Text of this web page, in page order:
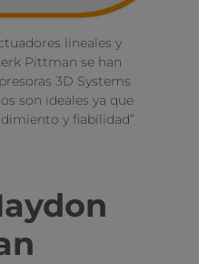
lineales y
Pittman se han
3D Systems
son ideales ya que
y fiabilidad”